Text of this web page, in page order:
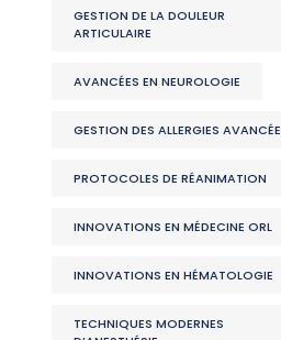
GESTION DE LA DOULEUR
ARTICULAIRE
AVANCÉES EN NEUROLOGIE
GESTION DES ALLERGIES AVANCÉE
PROTOCOLES DE RÉANIMATION
INNOVATIONS EN MÉDECINE ORL
INNOVATIONS EN HÉMATOLOGIE
TECHNIQUES MODERNES